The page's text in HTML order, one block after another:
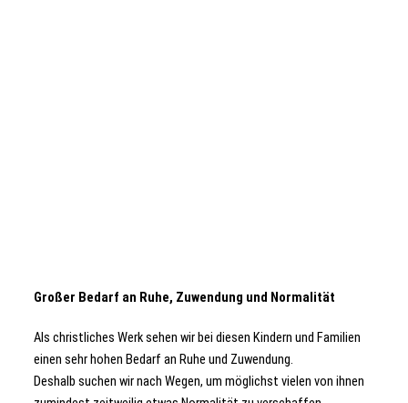
Großer Bedarf an Ruhe, Zuwendung und Normalität
Als christliches Werk sehen wir bei diesen Kindern und Familien
einen sehr hohen Bedarf an Ruhe und Zuwendung.
Deshalb suchen wir nach Wegen, um möglichst vielen von ihnen